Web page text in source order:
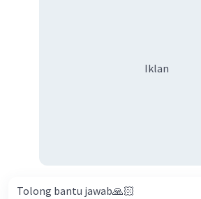
Iklan
Tolong bantu jawab🙏🏻